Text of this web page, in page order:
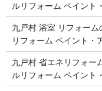
ルリフォーム ペイント
九戸村 浴室 リフォー
リフォーム ペイント・
九戸村 省エネリフォー
ルリフォーム ペイント